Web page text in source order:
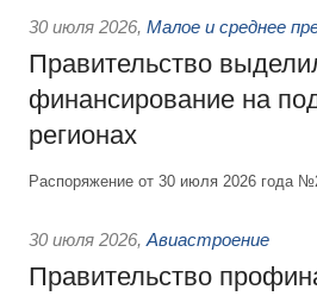
30 июля 2026, Малое и среднее
Правительство
финансирование на
регионах
Распоряжение от 30 июля 2026 года
30 июля 2026, Авиастроение
Правительство